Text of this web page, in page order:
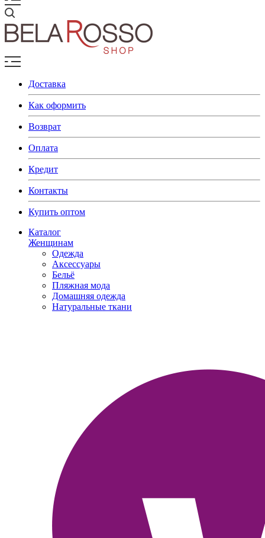
Доставка
Как оформить
Возврат
Оплата
Кредит
Контакты
Купить оптом
Каталог
Женщинам
Одежда
Аксессуары
Бельё
Пляжная мода
Домашняя одежда
Натуральные ткани